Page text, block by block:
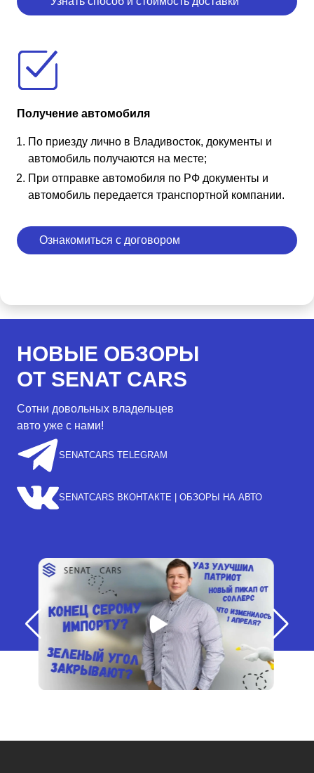
Получение автомобиля
По приезду лично в Владивосток, документы и
автомобиль получаются на месте;
При отправке автомобиля по РФ документы и
автомобиль передается транспортной компании.
Ознакомиться с договором
НОВЫЕ ОБЗОРЫ
ОТ SENAT CARS
Сотни довольных владельцев
авто уже с нами!
SENATCARS TELEGRAM
SENATCARS ВКОНТАКТЕ | ОБЗОРЫ НА АВТО